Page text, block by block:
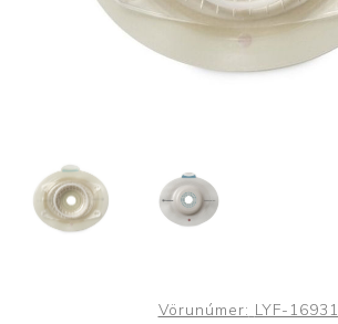
Vörunúmer: LYF-16931